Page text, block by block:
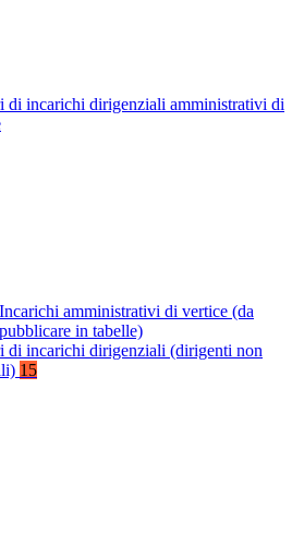
di incarichi dirigenziali amministrativi di
Incarichi amministrativi di vertice (da
pubblicare in tabelle)
di incarichi dirigenziali (dirigenti non
15